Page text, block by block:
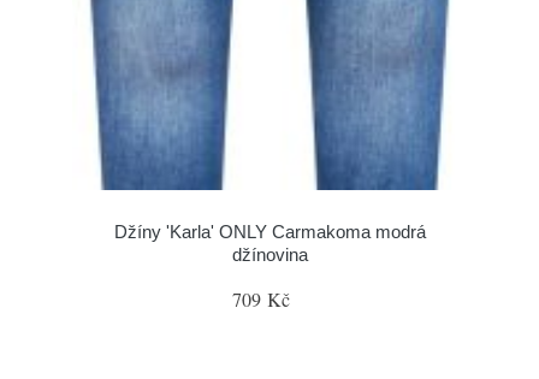
Džíny 'Karla' ONLY Carmakoma modrá
džínovina
709 Kč